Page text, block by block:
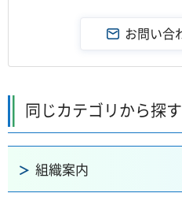
同じカテゴリから探す
組織案内